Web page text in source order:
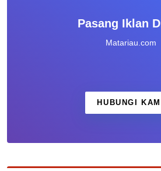
Pasang Iklan
Matariau.com
HUBUNGI KAMI